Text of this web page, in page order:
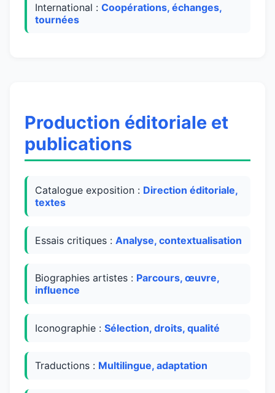
International : Coopérations, échanges,
tournées
Production éditoriale et
publications
Catalogue exposition : Direction éditoriale,
textes
Essais critiques : Analyse, contextualisation
Biographies artistes : Parcours, œuvre,
influence
Iconographie : Sélection, droits, qualité
Traductions : Multilingue, adaptation